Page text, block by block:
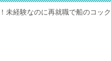
未経験なのに再就職で船のコッ